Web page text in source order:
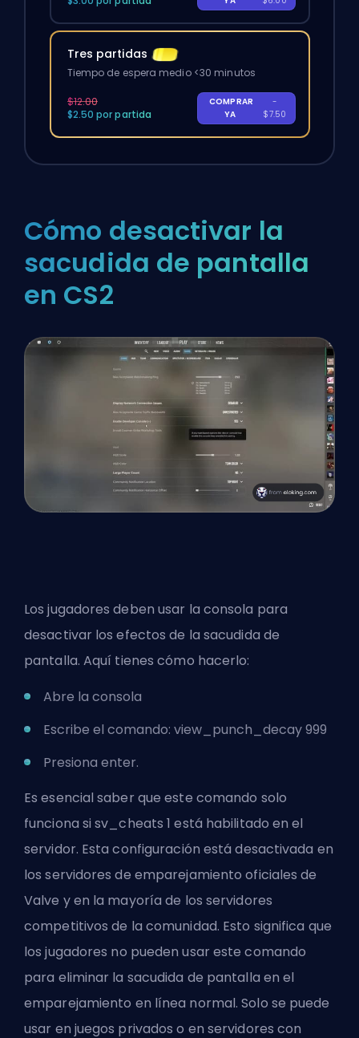
Tres partidas
Tiempo de espera medio <30 minutos
$12.00
$2.50 por partida
COMPRAR
YA
-
$7.50
Cómo desactivar la
sacudida de pantalla
en CS2
Los jugadores deben usar la consola para
desactivar los efectos de la sacudida de
pantalla. Aquí tienes cómo hacerlo:
Abre la consola
Escribe el comando: view_punch_decay 999
Presiona enter.
Es esencial saber que este comando solo
funciona si sv_cheats 1 está habilitado en el
servidor. Esta configuración está desactivada en
los servidores de emparejamiento oficiales de
Valve y en la mayoría de los servidores
competitivos de la comunidad. Esto significa que
los jugadores no pueden usar este comando
para eliminar la sacudida de pantalla en el
emparejamiento en línea normal. Solo se puede
usar en juegos privados o en servidores con